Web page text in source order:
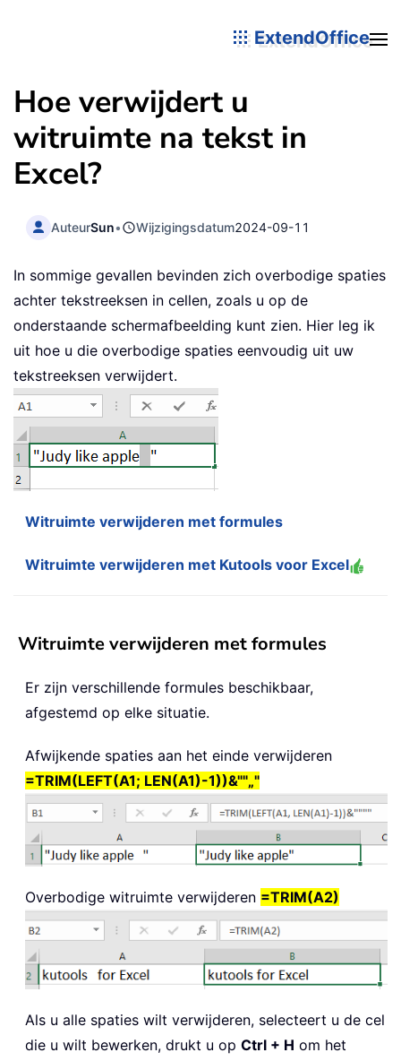
ExtendOffice
Hoe verwijdert u
witruimte na tekst in
Excel?
AuteurSun• Wijzigingsdatum2024-09-11
In sommige gevallen bevinden zich overbodige spaties
achter tekstreeksen in cellen, zoals u op de
onderstaande schermafbeelding kunt zien. Hier leg ik
uit hoe u die overbodige spaties eenvoudig uit uw
tekstreeksen verwijdert.
Witruimte verwijderen met formules
Witruimte verwijderen met Kutools voor Excel
Witruimte verwijderen met formules
Er zijn verschillende formules beschikbaar,
afgestemd op elke situatie.
Afwijkende spaties aan het einde verwijderen
=TRIM(LEFT(A1; LEN(A1)-1))&""„"
Overbodige witruimte verwijderen =TRIM(A2)
Als u alle spaties wilt verwijderen, selecteert u de cel
die u wilt bewerken, drukt u op Ctrl + H om het